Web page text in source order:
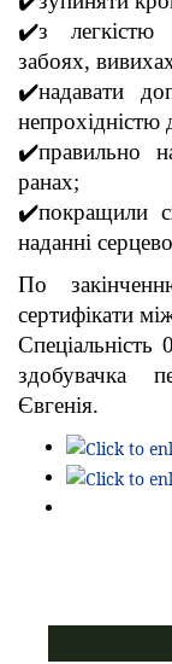
✔️з легкістю
забоях,
✔️надавати
непрохідністю
✔️правильно
ранах;
✔️покращили
наданні
По
сертифікати
Спеціальність
здобувачка
Євгенія.